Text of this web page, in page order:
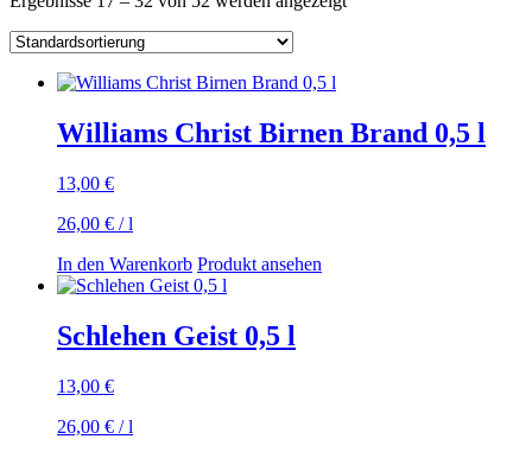
Williams Christ Birnen Brand 0,5 l
13,00 €
26,00 € /l
In den Warenkorb Produkt ansehen
Schlehen Geist 0,5 l
13,00 €
26,00 € /l